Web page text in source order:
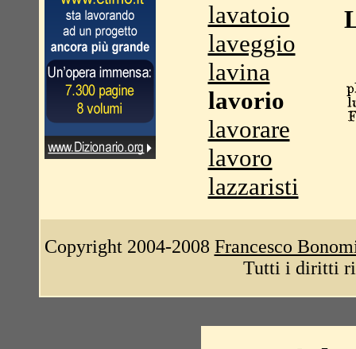
lavatoio
laveggio
lavina
lavorio
lavorare
lavoro
lazzaristi
Copyright 2004-2008 Francesco
Tutti i diritti